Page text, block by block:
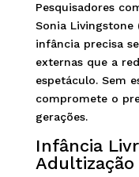
Pesquisadores
Sonia Livingstone
infância precisa
externas que a
espetáculo. Sem
compromete o
gerações.
Infância